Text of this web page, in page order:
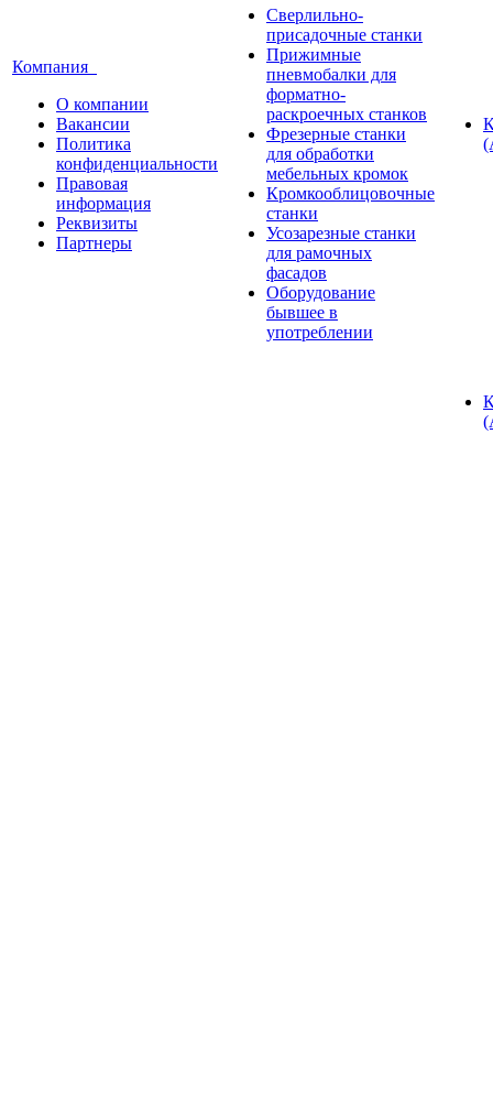
Компания
О компании
Вакансии
Политика
конфиденциальности
Правовая
информация
Реквизиты
Партнеры
Сверлильно-
присадочные станки
Прижимные
пневмобалки для
форматно-
раскроечных станков
Фрезерные станки
для обработки
мебельных кромок
Кромкооблицовочные
станки
Усозарезные станки
для рамочных
фасадов
Оборудование
бывшее в
употреблении